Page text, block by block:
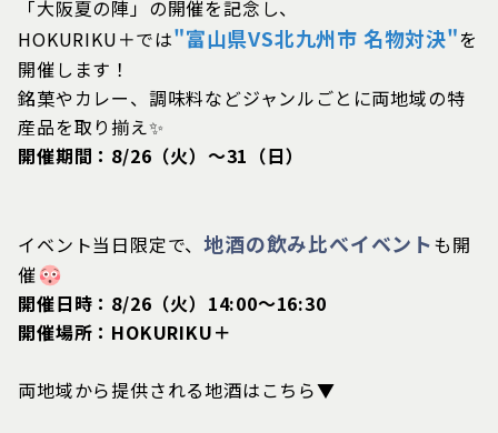
「大阪夏の陣」の開催を記念し、
HOKURIKU＋では"富山県VS北九州市 名物対決"を
開催します！
銘菓やカレー、調味料などジャンルごとに両地域の特
産品を取り揃え✨
開催期間：8/26（火）～31（日）
イベント当日限定で、地酒の飲み比べイベントも開
催
開催日時：8/26（火）14:00～16:30
開催場所：HOKURIKU＋
両地域から提供される地酒はこちら▼